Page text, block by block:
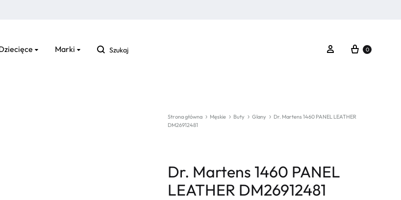
Marki Szukaj Zaloguj sięKoszyk
0
Strona główna Męskie Buty Glany
Dr. Martens 1460 PANEL LEATHER
DM26912481
Dr. Martens 1460 PANEL
LEATHER DM26912481